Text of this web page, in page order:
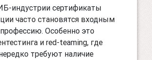
индустрии сертификаты
часто становятся входным
Особенно это
и red-teaming, где
требуют наличие